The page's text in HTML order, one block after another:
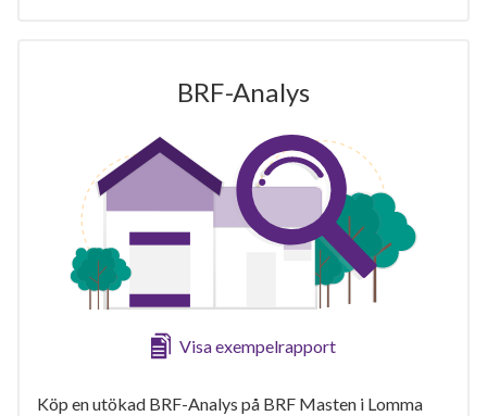
BRF-Analys
Visa exempelrapport
Köp en utökad BRF-Analys på BRF Masten i Lomma